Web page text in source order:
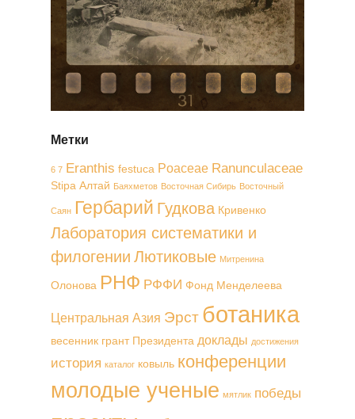
Метки
6 7 Eranthis festuca Poaceae Ranunculaceae
Stipa Алтай Баяхметов Восточная Сибирь Восточный
Саян Гербарий Гудкова Кривенко
Лаборатория систематики и
филогении Лютиковые Митренина
Олонова РНФ РФФИ Фонд Менделеева
Центральная Азия Эрст ботаника
весенник грант Президента доклады достижения
история каталог ковыль конференции
молодые ученые мятлик победы